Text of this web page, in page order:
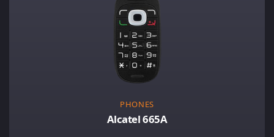
PHONES
Alcatel 665A